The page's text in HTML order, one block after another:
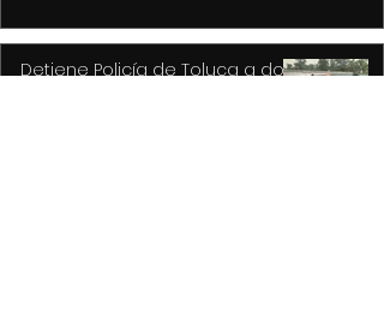
Detiene Policía de Toluca a dos